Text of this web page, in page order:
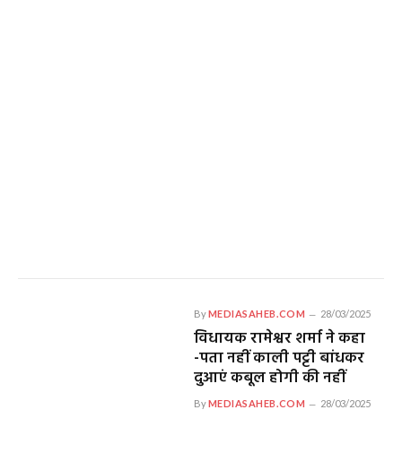
ByMEDIASAHEB.COM 28/03/2025
विधायक रामेश्वर शर्मा ने कहा
-पता नहीं काली पट्टी बांधकर
दुआएं कबूल होगी की नहीं
ByMEDIASAHEB.COM 28/03/2025